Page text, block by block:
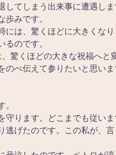
てしまう出来事に遭遇しま
みです。
は、驚くほどに大きくな
のです。
驚くほどの大きな祝福へと
べ伝えて参りたいと思いま
ります。どこまでも従い
逃げたのです。この私が、